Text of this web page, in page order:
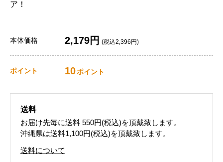
ア！
本体価格 2,179円 (税込2,396円)
ポイント 10ポイント
送料
お届け先毎に送料 550円(税込)を頂戴致します。
沖縄県は送料1,100円(税込)を頂戴致します。
送料について